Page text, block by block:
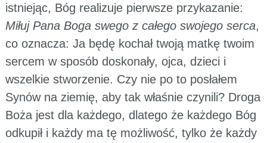
istniejąc, Bóg realizuje pierwsze przykazanie:
Miłuj Pana Boga swego z całego swojego serca,
co oznacza: Ja będę kochał twoją matkę twoim
sercem w sposób doskonały, ojca, dzieci i
wszelkie stworzenie. Czy nie po to posłałem
Synów na ziemię, aby tak właśnie czynili? Droga
Boża jest dla każdego, dlatego że każdego Bóg
odkupił i każdy ma tę możliwość, tylko że każdy